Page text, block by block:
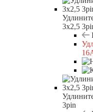
3х2,5
3pin